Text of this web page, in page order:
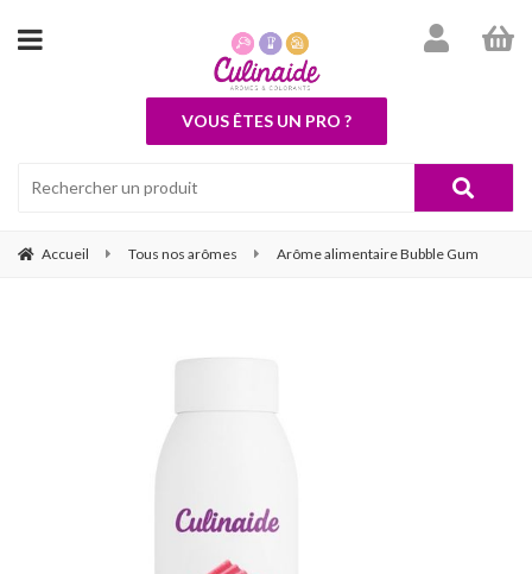
VOUS ÊTES UN PRO ?
Accueil Tous nos arômes Arôme alimentaire Bubble Gum